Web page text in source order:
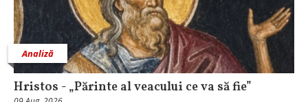
Analiză
Hristos - „Părinte al veacului ce va să fie”